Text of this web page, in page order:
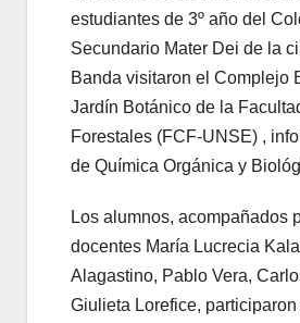
estudiantes de 3º año del
Secundario Mater Dei de la
Banda visitaron el Complejo
Jardín Botánico de la
Forestales (FCF-UNSE) ,
de Química Orgánica y
Los alumnos, acompañados
docentes María Lucrecia
Alagastino, Pablo Vera,
Giulieta Lorefice,